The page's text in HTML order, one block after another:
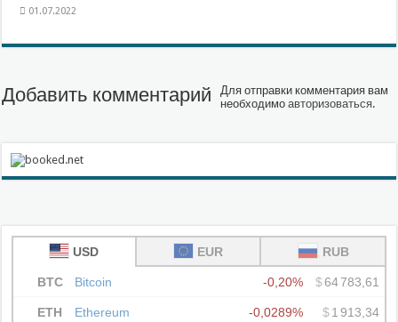
01.07.2022
Добавить комментарий
Для отправки комментария вам
необходимоавторизоваться.